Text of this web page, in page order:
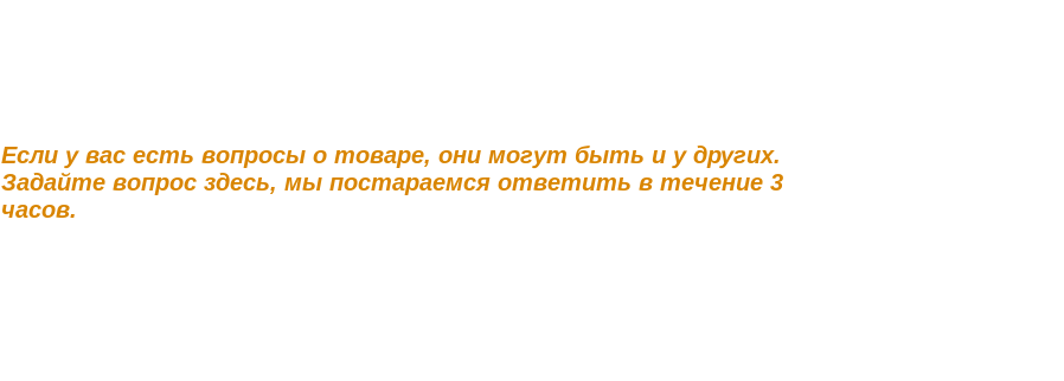
Если у вас есть вопросы о товаре, они могут быть и у других.
Задайте вопрос здесь, мы постараемся ответить в течение 3
часов.